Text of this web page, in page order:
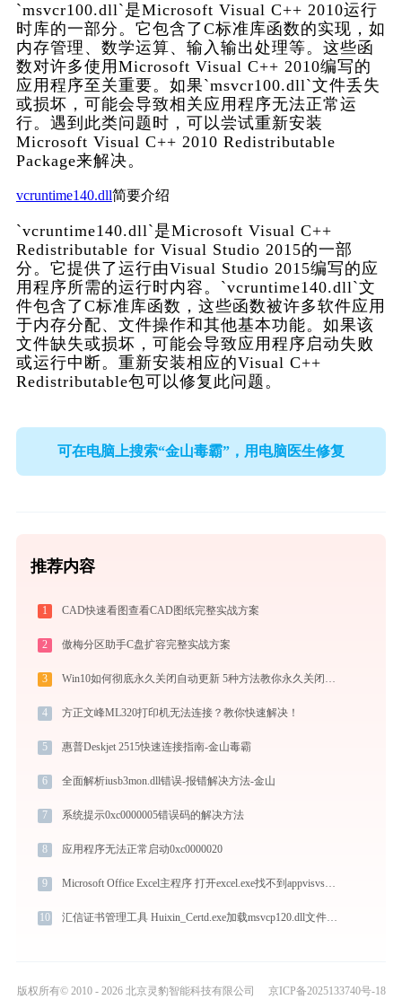
`msvcr100.dll`是Microsoft Visual C++ 2010运行
时库的一部分。它包含了C标准库函数的实现，如
内存管理、数学运算、输入输出处理等。这些函
数对许多使用Microsoft Visual C++ 2010编写的
应用程序至关重要。如果`msvcr100.dll`文件丢失
或损坏，可能会导致相关应用程序无法正常运
行。遇到此类问题时，可以尝试重新安装
Microsoft Visual C++ 2010 Redistributable
Package来解决。
vcruntime140.dll简要介绍
`vcruntime140.dll`是Microsoft Visual C++
Redistributable for Visual Studio 2015的一部
分。它提供了运行由Visual Studio 2015编写的应
用程序所需的运行时内容。`vcruntime140.dll`文
件包含了C标准库函数，这些函数被许多软件应用
于内存分配、文件操作和其他基本功能。如果该
文件缺失或损坏，可能会导致应用程序启动失败
或运行中断。重新安装相应的Visual C++
Redistributable包可以修复此问题。
可在电脑上搜索“金山毒霸”，用电脑医生修复
推荐内容
1 CAD快速看图查看CAD图纸完整实战方案
2 傲梅分区助手C盘扩容完整实战方案
3 Win10如何彻底永久关闭自动更新 5种方法教你永久关闭win10自动更新
4 方正文峰ML320打印机无法连接？教你快速解决！
5 惠普Deskjet 2515快速连接指南-金山毒霸
6 全面解析iusb3mon.dll错误-报错解决方法-金山
7 系统提示0xc0000005错误码的解决方法
8 应用程序无法正常启动0xc0000020
9 Microsoft Office Excel主程序 打开excel.exe找不到appvisvsubsystems64.dll怎么办
10 汇信证书管理工具 Huixin_Certd.exe加载msvcp120.dll文件丢失处理办法
版权所有© 2010 - 2026 北京灵豹智能科技有限公司 京ICP备2025133740号-18